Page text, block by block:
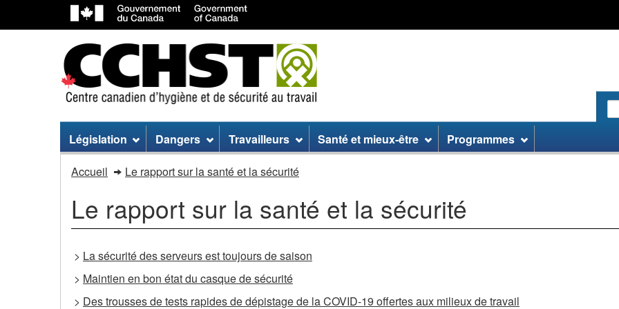
au
aux
à
le
Menu
du
site
Législation Dangers Travailleurs Santé et mieux-être Programmes
Accueil Le rapport sur la santé et la sécurité
Le rapport sur la santé et la sécurité
> La sécurité des serveurs est toujours de saison
> Maintien en bon état du casque de sécurité
> Des trousses de tests rapides de dépistage de la COVID-19 offertes aux milieux de travail